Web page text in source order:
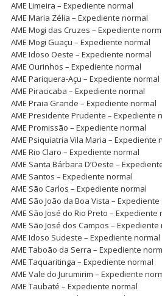
AME Limeira – Expediente normal
AME Maria Zélia – Expediente normal
AME Mogi das Cruzes – Expediente
AME Mogi Guaçu – Expediente normal
AME Idoso Oeste – Expediente normal
AME Ourinhos – Expediente normal
AME Pariquera-Açu – Expediente normal
AME Piracicaba – Expediente normal
AME Praia Grande – Expediente normal
AME Presidente Prudente – Expediente
AME Promissão – Expediente normal
AME Psiquiatria Vila Maria – Expediente
AME Rio Claro – Expediente normal
AME Santa Bárbara D’Oeste –
AME Santos – Expediente normal
AME São Carlos – Expediente normal
AME São João da Boa Vista –
AME São José do Rio Preto – Expediente
AME São José dos Campos – Expediente
AME Idoso Sudeste – Expediente normal
AME Taboão da Serra – Expediente
AME Taquaritinga – Expediente normal
AME Vale do Jurumirim – Expediente
AME Taubaté – Expediente normal